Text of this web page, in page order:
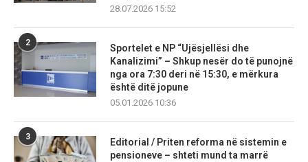
28.07.2026 15:52
2
Sportelet e NP “Ujësjellësi dhe
Kanalizimi” – Shkup nesër do të punojnë
nga ora 7:30 deri në 15:30, e mërkura
është ditë jopune
05.01.2026 10:36
3
Editorial / Priten reforma në sistemin e
pensioneve – shteti mund ta marrë